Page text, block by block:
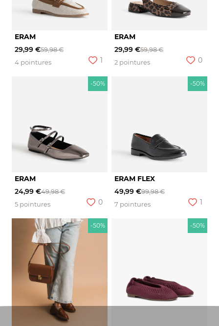
ERAM
29,99 €59,98 €
4 pointures
1
ERAM
29,99 €59,98 €
2 pointures
0
-50%
ERAM
24,99 €49,98 €
5 pointures
0
-50%
ERAM FLEX
49,99 €99,98 €
7 pointures
1
-50% -50%